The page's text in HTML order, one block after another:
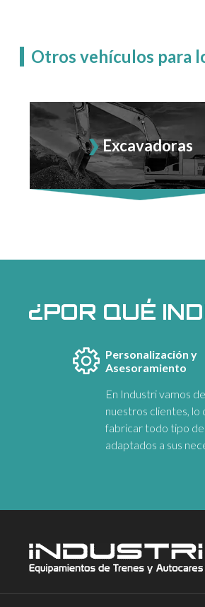
Otros vehículos para
Excavadoras
¿POR QUÉ
Personalización y
Asesoramiento
En Industri vamos
nuestros clientes, lo
fabricar todo tipo
adaptados a sus